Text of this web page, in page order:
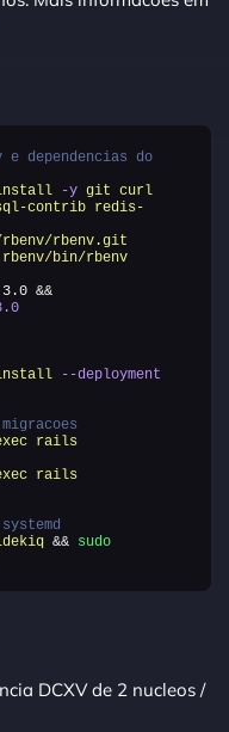
dependencias do
-y git curl
contrib redis-
rbenv.git
bin/rbenv
&&
--deployment
rails
rails
&& sudo
DCXV de 2 nucleos /